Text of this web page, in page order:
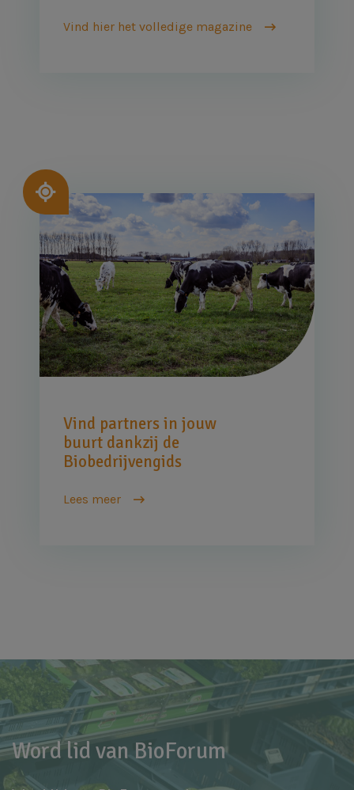
Vind hier het volledige magazine
Afbeelding
Vind partners in jouw
buurt dankzij de
Biobedrijvengids
Lees meer
Word lid van BioForum